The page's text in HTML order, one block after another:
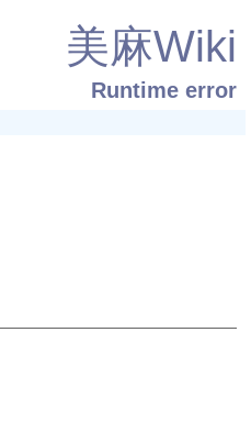
美麻Wiki
Runtime error